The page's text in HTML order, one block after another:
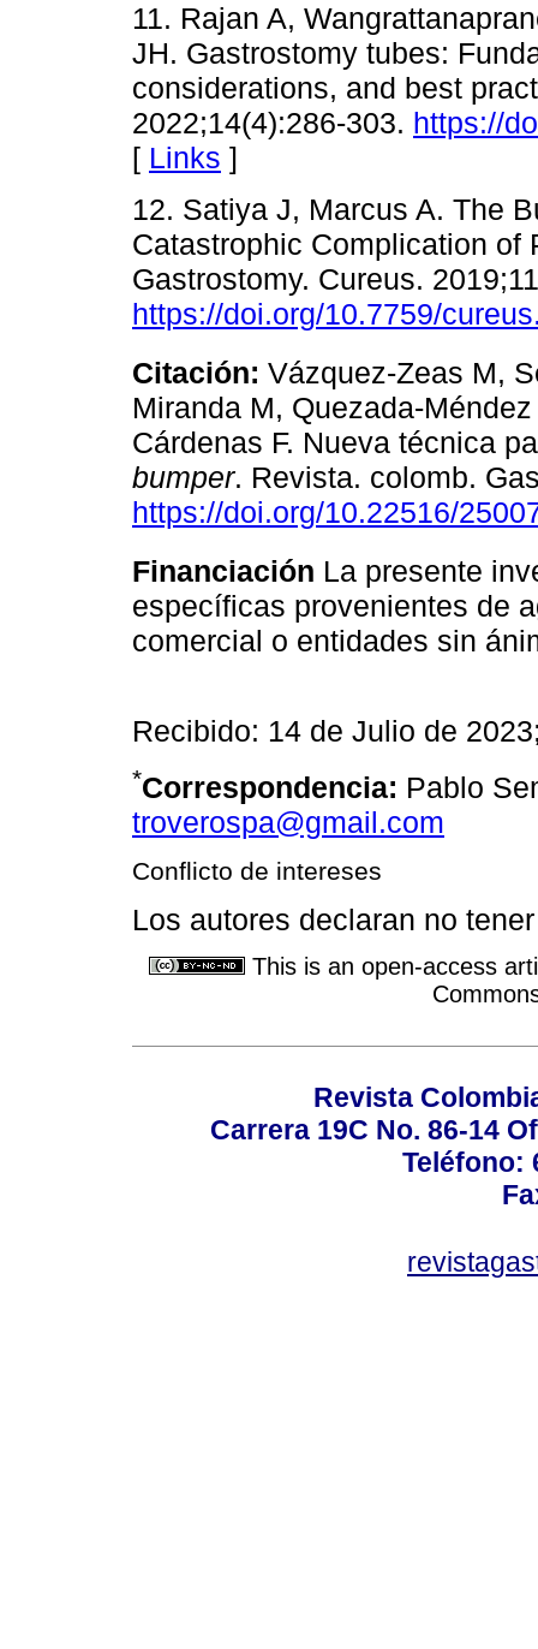
11. Rajan A,
JH. Gastrostomy tubes:
considerations, and best
2022;14(4):286-303. https://
[ Links ]
12. Satiya J, Marcus A. The
Catastrophic Complication of
Gastrostomy. Cureus.
https://doi.org/10.7759/
Citación: Vázquez-Zeas M,
Miranda M, Quezada-
Cárdenas F. Nueva técnica
bumper. Revista. colomb.
https://doi.org/10.22516/
Financiación La presente
específicas provenientes de
comercial o entidades sin
Recibido: 14 de Julio de
*Correspondencia: Pablo
troverospa@gmail.com
Conflicto de intereses
Los autores declaran no
This is an open-access
Revista
Carrera 19C No. 86-14
Teléfono: